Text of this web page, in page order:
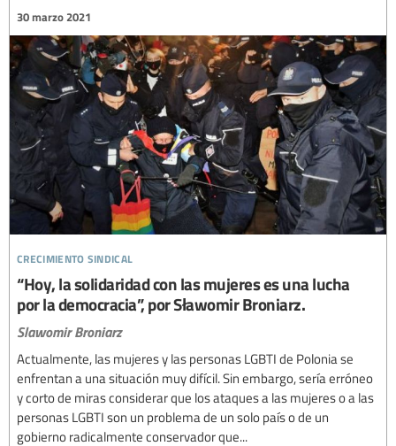
crecimiento sindical
30 marzo 2021
“Hoy, la solidaridad con las mujeres es una lucha
por la democracia”, por Sławomir Broniarz.
Slawomir Broniarz
Actualmente, las mujeres y las personas LGBTI de Polonia se
enfrentan a una situación muy difícil. Sin embargo, sería erróneo
y corto de miras considerar que los ataques a las mujeres o a las
personas LGBTI son un problema de un solo país o de un
gobierno radicalmente conservador que...